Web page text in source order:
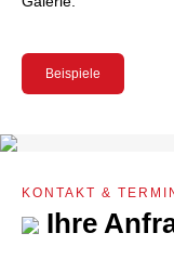
Beispiele
KONTAKT &
Ihre